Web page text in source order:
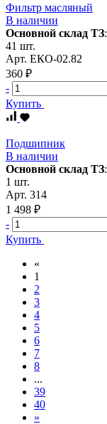
Фильтр масляный
В наличии
Основной склад ТЗ:
41 шт.
Арт. ЕКО-02.82
360 ₽
-
Купить
Подшипник
В наличии
Основной склад ТЗ:
1 шт.
Арт. 314
1 498 ₽
-
Купить
«
1
2
3
4
5
6
7
8
...
39
40
»